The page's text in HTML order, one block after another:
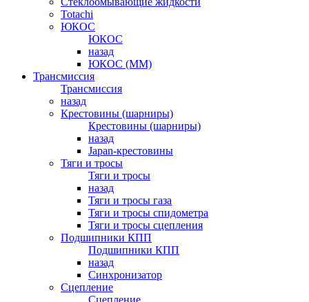
Totachi
ЮКОС
ЮКОС
назад
ЮКОС (ММ)
Трансмиссия
Трансмиссия
назад
Крестовины (шарниры)
Крестовины (шарниры)
назад
Japan-крестовины
Тяги и тросы
Тяги и тросы
назад
Тяги и тросы газа
Тяги и тросы спидометра
Тяги и тросы сцепления
Подшипники КПП
Подшипники КПП
назад
Синхронизатор
Сцепление
Сцепление